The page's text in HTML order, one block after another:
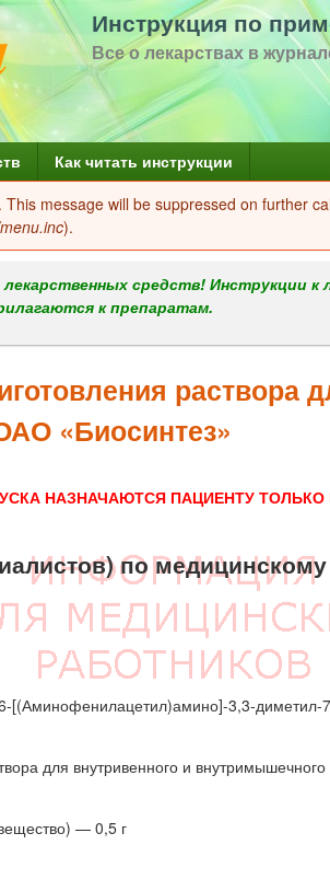
Перейти
к
содержанию
Инструкция по
Все о лекарствах в
Как читать инструкции
message will be suppressed on further
).
средств! Инструкции к
к препаратам.
раствора
«Биосинтез»
НАЗНАЧАЮТСЯ ПАЦИЕНТУ
по
3,3-диметил-
для внутривенного и внутримышечного
— 0,5 г